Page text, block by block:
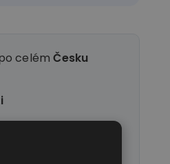
celémČesku